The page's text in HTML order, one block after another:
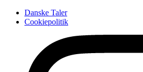
Danske Taler
Cookiepolitik